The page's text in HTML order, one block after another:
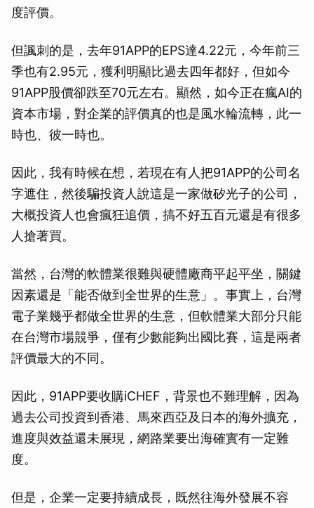
度評價。
但諷刺的是，去年91APP的EPS達4.22元，今年前三
季也有2.95元，獲利明顯比過去四年都好，但如今
91APP股價卻跌至70元左右。顯然，如今正在瘋AI的
資本市場，對企業的評價真的也是風水輪流轉，此一
時也、彼一時也。
因此，我有時候在想，若現在有人把91APP的公司名
字遮住，然後騙投資人說這是一家做矽光子的公司，
大概投資人也會瘋狂追價，搞不好五百元還是有很多
人搶著買。
當然，台灣的軟體業很難與硬體廠商平起平坐，關鍵
因素還是「能否做到全世界的生意」。事實上，台灣
電子業幾乎都做全世界的生意，但軟體業大部分只能
在台灣市場競爭，僅有少數能夠出國比賽，這是兩者
評價最大的不同。
因此，91APP要收購iCHEF，背景也不難理解，因為
過去公司投資到香港、馬來西亞及日本的海外擴充，
進度與效益還未展現，網路業要出海確實有一定難
度。
但是，企業一定要持續成長，既然往海外發展不容
取消